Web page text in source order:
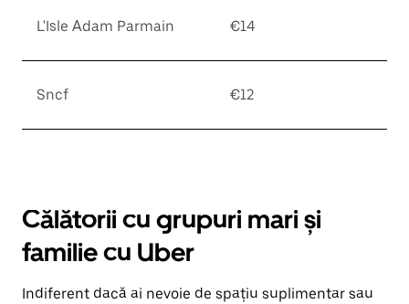
L'Isle Adam Parmain €14
Sncf €12
Călătorii cu grupuri mari și
familie cu Uber
Indiferent dacă ai nevoie de spațiu suplimentar sau